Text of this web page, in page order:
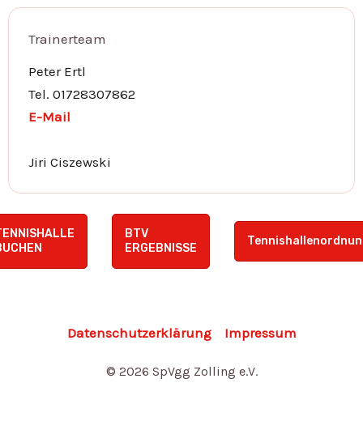
Trainerteam
Peter Ertl
Tel. 01728307862
E-Mail
Jiri Ciszewski
BTV
ERGEBNISSE
Datenschutzerklärung Impressum
© 2026 SpVgg Zolling e.V.